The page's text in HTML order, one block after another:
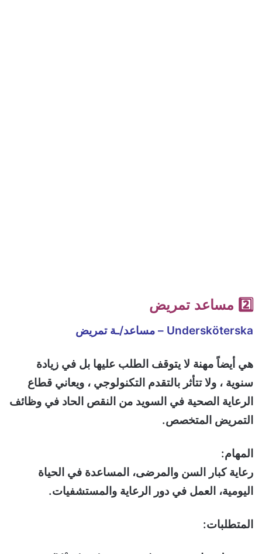
2️⃣ مساعد تمريض
Undersköterska – مساعد/ـة تمريض
هي أيضاً مهنة لا يتوقف الطلب عليها بل في زيادة
سنوية ، ولا تتأثر بالتقدم التكنولوجي ، ويعاني قطاع
الرعاية الصحية في السويد من النقص الحاد في وظائف
التمريض المتخصص.
المهام:
رعاية كبار السن والمرضى، المساعدة في الحياة
اليومية، العمل في دور الرعاية والمستشفيات.
المتطلبات: